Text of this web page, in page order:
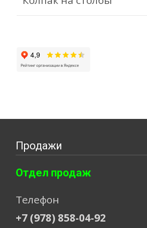
Продажи
Отдел продаж
Телефон
+7 (978) 858-04-92